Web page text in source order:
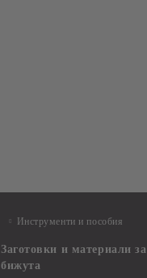
Инструменти и пособия
Заготовки и материали за
бижута